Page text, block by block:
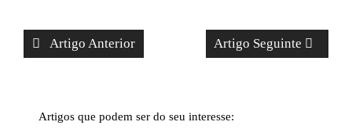
Artigo Anterior Artigo Seguinte
Artigos que podem ser do seu interesse: